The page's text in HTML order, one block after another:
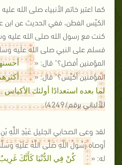
كما اعتبر خاتم الأنبياء صلى الله
الكيّس الفطن، ففي الحديث عن ابن
كنت مع رسول الله صلى الله عليه
فسلم على النبي صلى الله عليه
المؤمنين أفضل؟" قال: «
المؤمنين أكيّس؟" قال: «
لما بعده استعدادًا أولئك الأكياس
للألباني برقم/4249).
لقد وعى الصحابي الجليل عَبْدِ اللَّهِ
أوصاه رَسُولُ اللَّهِ صَلَّى اللَّهُ عَلَيْهِ
له: «
كُنْ فِي الدُّنْيَا كَأَنَّكَ